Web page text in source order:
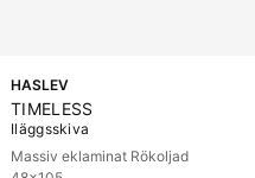
HASLEV
TIMELESS
Iläggsskiva
Massiv eklaminat Rökoljad